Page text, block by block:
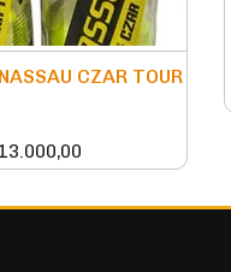
CZAR TOUR
13.000,00